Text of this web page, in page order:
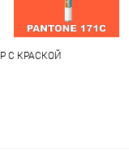
С КРАСКОЙ